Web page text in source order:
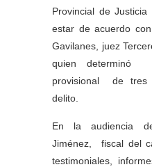
Provincial de
estar de acuerdo
Gavilanes, juez
quien
provisional de
delito.
En la audiencia
Jiménez, fiscal del
testimoniales,